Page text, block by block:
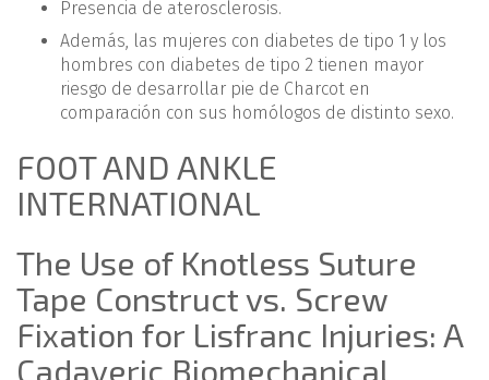
Presencia de aterosclerosis.
Además, las mujeres con diabetes de tipo 1 y los
hombres con diabetes de tipo 2 tienen mayor
riesgo de desarrollar pie de Charcot en
comparación con sus homólogos de distinto sexo.
FOOT AND ANKLE
INTERNATIONAL
The Use of Knotless Suture
Tape Construct vs. Screw
Fixation for Lisfranc Injuries: A
Cadaveric Biomechanical